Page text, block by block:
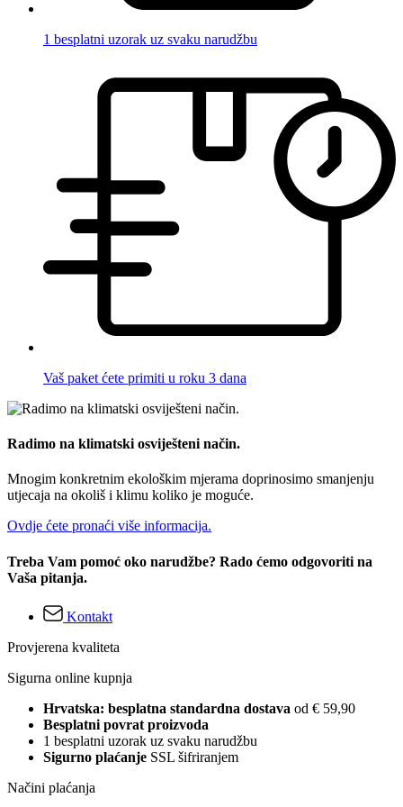
1 besplatni uzorak uz svaku narudžbu
Vaš paket ćete primiti u roku 3 dana
Radimo na klimatski osviješteni način.
Mnogim konkretnim ekološkim mjerama doprinosimo smanjenju
utjecaja na okoliš i klimu koliko je moguće.
Ovdje ćete pronaći više informacija.
Treba Vam pomoć oko narudžbe? Rado ćemo odgovoriti na
Vaša pitanja.
Kontakt
Provjerena kvaliteta
Sigurna online kupnja
Hrvatska: besplatna standardna dostava od € 59,90
Besplatni povrat proizvoda
1 besplatni uzorak uz svaku narudžbu
Sigurno plaćanje SSL šifriranjem
Načini plaćanja